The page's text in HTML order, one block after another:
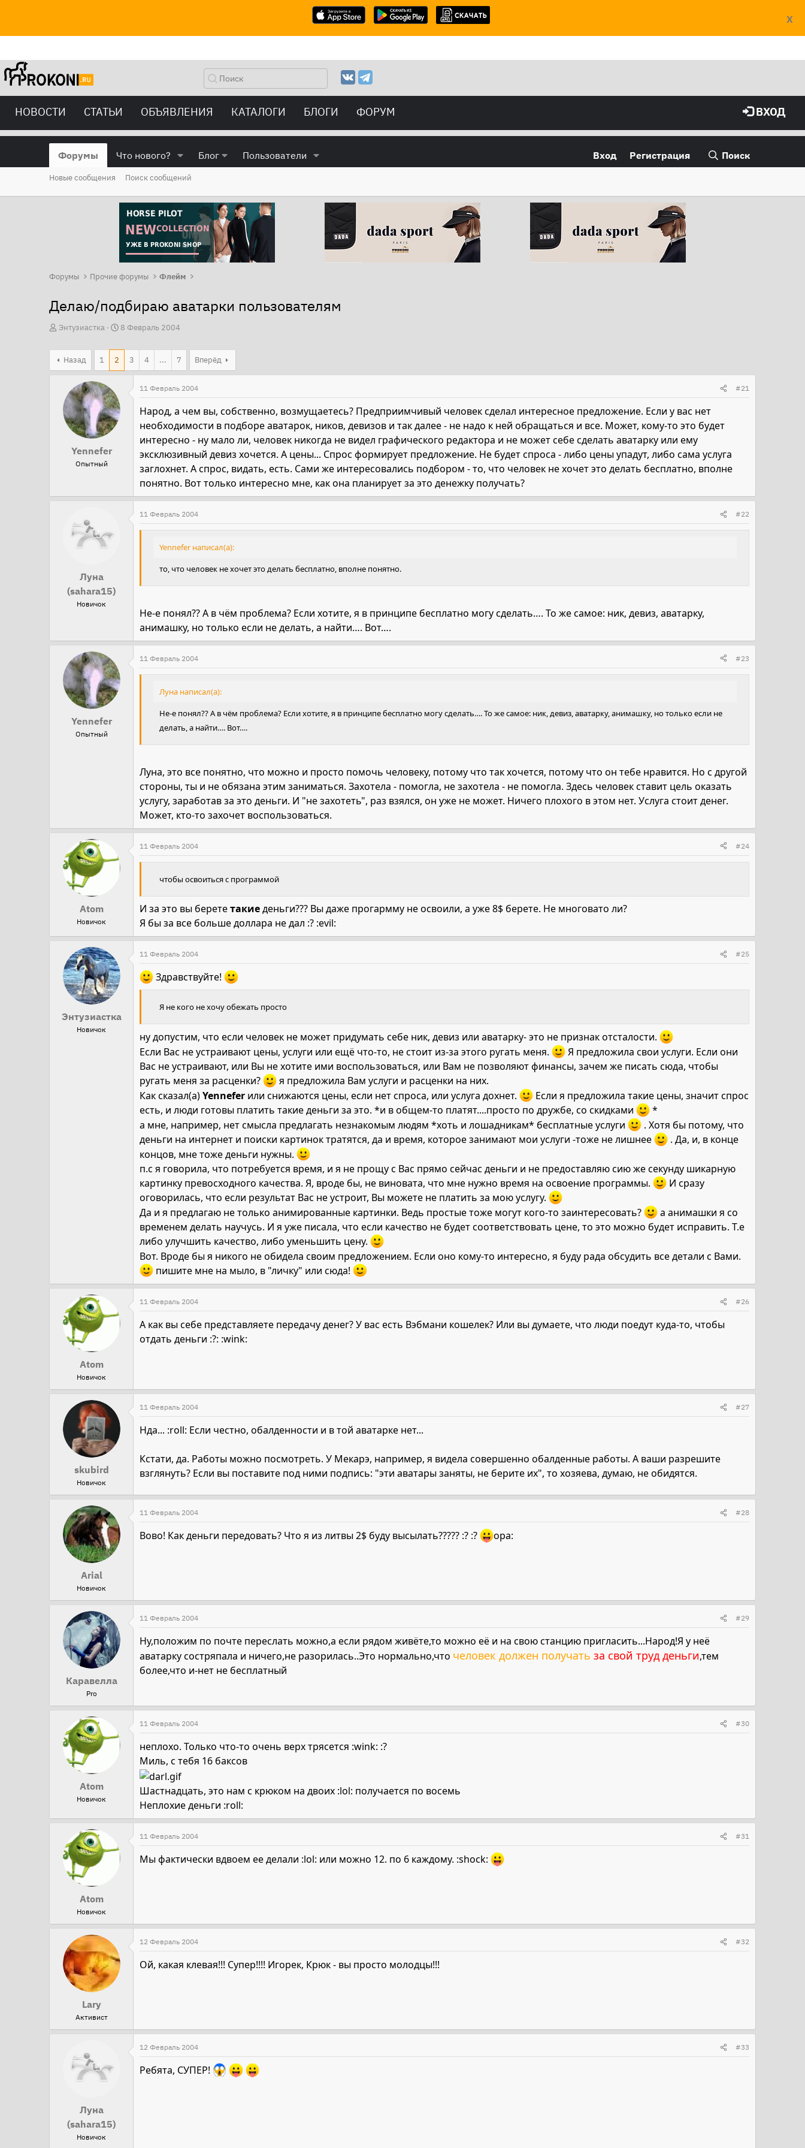
X
НОВОСТИ СТАТЬИ ОБЪЯВЛЕНИЯ КАТАЛОГИ БЛОГИ ФОРУМ ВХОД
Форумы Что нового? Блог Пользователи Вход Регистрация Поиск
Новые сообщения Поиск сообщений
Форумы Прочие форумы Флейм
Делаю/подбираю аватарки пользователям
А
о
Энтузиастка
Д
а
ч
8 Февраль 2004
Назад 1 2 3 4 ... 7 Вперёд
Yennefer
Опытный
11 Февраль 2004 #21
Народ, а чем вы, собственно, возмущаетесь? Предприимчивый человек сделал интересное предложение. Если у вас нет
необходимости в подборе аватарок, ников, девизов и так далее - не надо к ней обращаться и все. Может, кому-то это будет
интересно - ну мало ли, человек никогда не видел графического редактора и не может себе сделать аватарку или ему
эксклюзивный девиз хочется. А цены... Спрос формирует предложение. Не будет спроса - либо цены упадут, либо сама услуга
заглохнет. А спрос, видать, есть. Сами же интересовались подбором - то, что человек не хочет это делать бесплатно, вполне
понятно. Вот только интересно мне, как она планирует за это денежку получать?
Луна
(sahara15)
Новичок
11 Февраль 2004 #22
Yennefer написал(а):
то, что человек не хочет это делать бесплатно, вполне понятно.
Не-е понял?? А в чём проблема? Если хотите, я в принципе бесплатно могу сделать…. То же самое: ник, девиз, аватарку,
анимашку, но только если не делать, а найти…. Вот….
Yennefer
Опытный
11 Февраль 2004 #23
Луна написал(а):
Не-е понял?? А в чём проблема? Если хотите, я в принципе бесплатно могу сделать…. То же самое: ник, девиз, аватарку, анимашку, но только если не
делать, а найти…. Вот….
Луна, это все понятно, что можно и просто помочь человеку, потому что так хочется, потому что он тебе нравится. Но с другой
стороны, ты и не обязана этим заниматься. Захотела - помогла, не захотела - не помогла. Здесь человек ставит цель оказать
услугу, заработав за это деньги. И "не захотеть", раз взялся, он уже не может. Ничего плохого в этом нет. Услуга стоит денег.
Может, кто-то захочет воспользоваться.
Atom
Новичок
11 Февраль 2004 #24
чтобы освоиться с программой
И за это вы берететакиеденьги??? Вы даже прогармму не освоили, а уже 8$ берете. Не многовато ли?
Я бы за все больше доллара не дал :? :evil:
Энтузиастка
Новичок
11 Февраль 2004 #25
Здравствуйте!
Я не кого не хочу обежать просто
ну допустим, что если человек не может придумать себе ник, девиз или аватарку- это не признак отсталости.
Если Вас не устраивают цены, услуги или ещё что-то, не стоит из-за этого ругать меня.
Я предложила свои услуги. Если они
Вас не устраивают, или Вы не хотите ими воспользоваться, или Вам не позволяют финансы, зачем же писать сюда, чтобы
ругать меня за расценки?
я предложила Вам услуги и расценки на них.
Как сказал(а)Yennefer или снижаются цены, если нет спроса, или услуга дохнет.
Если я предложила такие цены, значит спрос
есть, и люди готовы платить такие деньги за это. *и в общем-то платят....просто по дружбе, со скидками
*
а мне, например, нет смысла предлагать незнакомым людям *хоть и лошадникам* бесплатные услуги
. Хотя бы потому, что
деньги на интернет и поиски картинок тратятся, да и время, которое занимают мои услуги -тоже не лишнее
. Да, и, в конце
концов, мне тоже деньги нужны.
п.с я говорила, что потребуется время, и я не прощу с Вас прямо сейчас деньги и не предоставляю сию же секунду шикарную
картинку превосходного качества. Я, вроде бы, не виновата, что мне нужно время на освоение программы.
И сразу
оговорилась, что если результат Вас не устроит, Вы можете не платить за мою услугу.
Да и я предлагаю не только анимированные картинки. Ведь простые тоже могут кого-то заинтересовать?
а анимашки я со
временем делать научусь. И я уже писала, что если качество не будет соответствовать цене, то это можно будет исправить. Т.е
либо улучшить качество, либо уменьшить цену.
Вот. Вроде бы я никого не обидела своим предложением. Если оно кому-то интересно, я буду рада обсудить все детали с Вами.
пишите мне на мыло, в "личку" или сюда!
Atom
Новичок
11 Февраль 2004 #26
А как вы себе представляете передачу денег? У вас есть Вэбмани кошелек? Или вы думаете, что люди поедут куда-то, чтобы
отдать деньги :?: :wink:
skubird
Новичок
11 Февраль 2004 #27
Нда... :roll: Если честно, обалденности и в той аватарке нет...
Кстати, да. Работы можно посмотреть. У Мекарэ, например, я видела совершенно обалденные работы. А ваши разрешите
взглянуть? Если вы поставите под ними подпись: "эти аватары заняты, не берите их", то хозяева, думаю, не обидятся.
Arial
Новичок
11 Февраль 2004 #28
Вово! Как деньги передовать? Что я из литвы 2$ буду высылать????? :? :? opa:
Каравелла
Pro
11 Февраль 2004 #29
Ну,положим по почте переслать можно,а если рядом живёте,то можно её и на свою станцию пригласить...Народ!Я у неё
аватарку состряпала и ничего,не разорилась..Это нормально,что человек должен получать за свой труд деньги,тем
более,что и-нет не бесплатный
Atom
Новичок
11 Февраль 2004 #30
неплохо. Только что-то очень верх трясется :wink: :?
Миль, с тебя 16 баксов
Шастнадцать, это нам с крюком на двоих :lol: получается по восемь
Неплохие деньги :roll:
Atom
Новичок
11 Февраль 2004 #31
Мы фактически вдвоем ее делали :lol: или можно 12. по 6 каждому. :shock:
Lary
Активист
12 Февраль 2004 #32
Ой, какая клевая!!! Супер!!!! Игорек, Крюк - вы просто молодцы!!!
Луна
(sahara15)
Новичок
12 Февраль 2004 #33
Ребята, СУПЕР!